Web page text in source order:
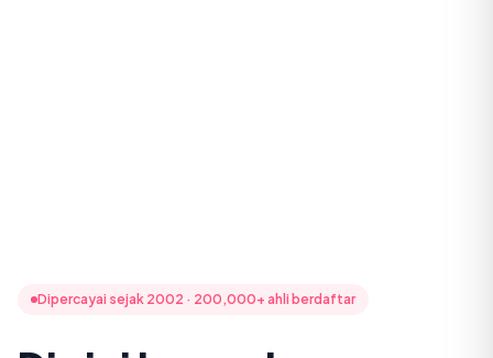
Dipercayai sejak 2002 · 200,000+ ahli berdaftar